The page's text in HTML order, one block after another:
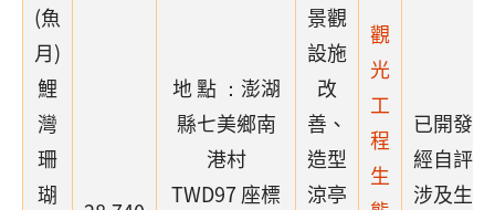
(魚
月)
鯉
灣
珊
瑚
地 點 ：澎湖
縣七美鄉南
港村
TWD97 座標
景觀
設施
改
善、
造型
涼亭
觀
光
工
程
生
已開發
經自評
涉及生